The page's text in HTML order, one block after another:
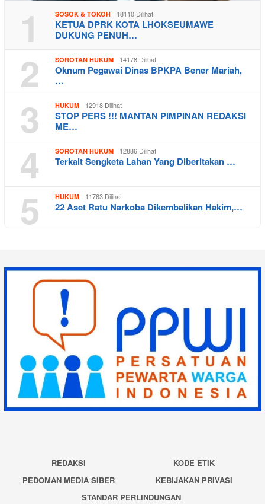
1 SOSOK & TOKOH 18110 Dilihat
KETUA DPRK KOTA LHOKSEUMAWE
DUKUNG PENUH…
2 SOROTAN HUKUM 14178 Dilihat
Oknum Pegawai Dinas BPKPA Bener Mariah,
…
3 HUKUM 12918 Dilihat
STOP PERS !!! MANTAN PIMPINAN REDAKSI
ME…
4 SOROTAN HUKUM 12886 Dilihat
Terkait Sengketa Lahan Yang Diberitakan …
5 HUKUM 11763 Dilihat
22 Aset Ratu Narkoba Dikembalikan Hakim,…
REDAKSI
KODE ETIK
PEDOMAN MEDIA SIBER
KEBIJAKAN PRIVASI
STANDAR PERLINDUNGAN